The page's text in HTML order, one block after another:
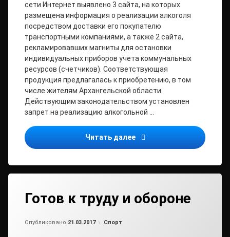
сети Интернет выявлено 3 сайта, на которых
размещена информация о реализации алкоголя
посредством доставки его покупателю
транспортными компаниями, а также 2 сайта,
рекламировавших магниты для остановки
индивидуальных приборов учета коммунальных
ресурсов (счетчиков). Соответствующая
продукция предлагалась к приобретению, в том
числе жителям Архангельской области.
Действующим законодательством установлен
запрет на реализацию алкогольной …
Читать далее Борьба прокуратуры
Готов к труду и обороне
Опубликовано 21.03.2017 Рубрики:
Спорт